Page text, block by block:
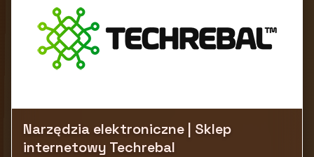
Narzędzia elektroniczne | Sklep
internetowy Techrebal